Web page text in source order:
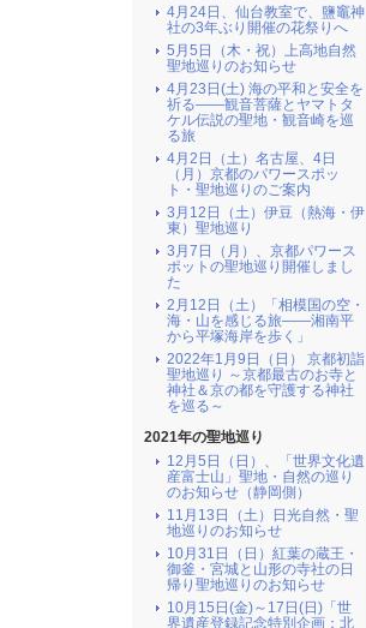
4月24日、仙台教室で、鹽竈神
社の3年ぶり開催の花祭りへ
5月5日（木・祝）上高地自然
聖地巡りのお知らせ
4月23日(土) 海の平和と安全を
祈る――観音菩薩とヤマトタ
ケル伝説の聖地・観音崎を巡
る旅
4月2日（土）名古屋、4日
（月）京都のパワースポッ
ト・聖地巡りのご案内
3月12日（土）伊豆（熱海・伊
東）聖地巡り
3月7日（月）、京都パワース
ポットの聖地巡り開催しまし
た
2月12日（土）「相模国の空・
海・山を感じる旅――湘南平
から平塚海岸を歩く」
2022年1月9日（日） 京都初詣
聖地巡り ～京都最古のお寺と
神社＆京の都を守護する神社
を巡る～
2021年の聖地巡り
12月5日（日）、「世界文化遺
産富士山」聖地・自然の巡り
のお知らせ（静岡側）
11月13日（土）日光自然・聖
地巡りのお知らせ
10月31日（日）紅葉の蔵王・
御釜・宮城と山形の寺社の日
帰り聖地巡りのお知らせ
10月15日(金)～17日(日)「世
界遺産登録記念特別企画：北